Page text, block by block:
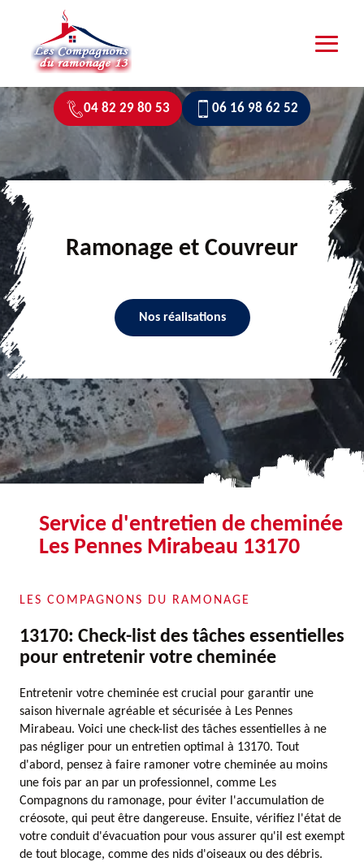
04 82 29 80 53 06 16 98 62 52
Ramonage et Couvreur
Nos réalisations
Service d'entretien de cheminée
Les Pennes Mirabeau 13170
LES COMPAGNONS DU RAMONAGE
13170: Check-list des tâches essentielles
pour entretenir votre cheminée
Entretenir votre cheminée est crucial pour garantir une
saison hivernale agréable et sécurisée à Les Pennes
Mirabeau. Voici une check-list des tâches essentielles à ne
pas négliger pour un entretien optimal à 13170. Tout
d'abord, pensez à faire ramoner votre cheminée au moins
une fois par an par un professionnel, comme Les
Compagnons du ramonage, pour éviter l'accumulation de
créosote, qui peut être dangereuse. Ensuite, vérifiez l'état de
votre conduit d'évacuation pour vous assurer qu'il est exempt
de tout blocage, comme des nids d'oiseaux ou des débris.